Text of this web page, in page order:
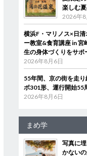
楽しむ
2026年8
横浜F・マリノス×日
ー教室&食育講座 in
生の身体づくりをサポ
2026年8月6日
55年間、京の街を走
ボ301形、運行開始55
2026年8月6日
まめ学
写真に
かない